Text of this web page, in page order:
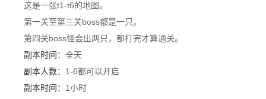
这是一张t1-t6的地图。
第一关至第三关boss都是一只。
第四关boss怪会出两只，都打完才算通关。
副本时间： 全天
副本人数： 1-6都可以开启
副本时间： 1小时